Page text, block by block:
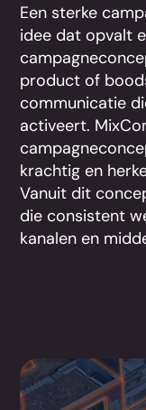
Een sterke
idee dat opvalt
product of
communicatie
activeert.
krachtig en
Vanuit dit
die consistent
kanalen en